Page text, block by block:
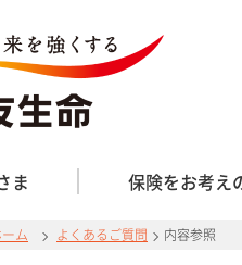
ま 保険をお考え
ム よくあるご質問 内容参照